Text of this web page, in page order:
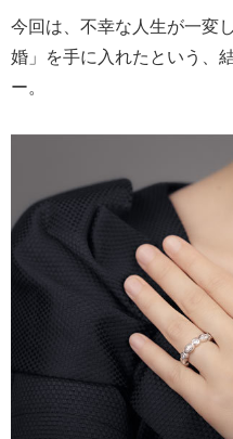
今回は、不幸な人生が一変
婚」を手に入れたという、
ー。